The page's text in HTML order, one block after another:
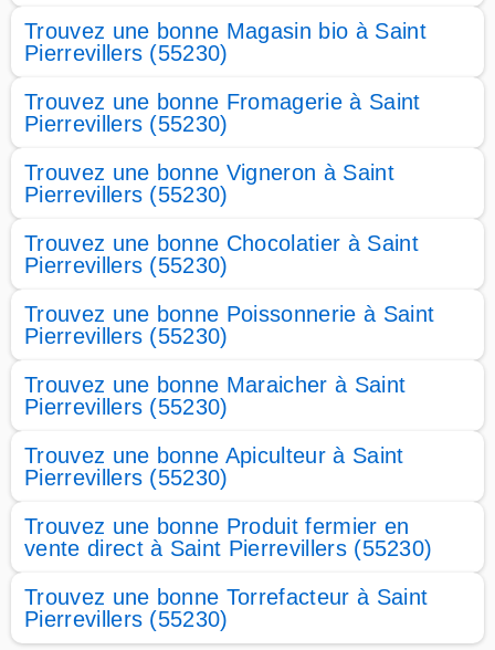
Trouvez une bonne Magasin bio à Saint
Pierrevillers (55230)
Trouvez une bonne Fromagerie à Saint
Pierrevillers (55230)
Trouvez une bonne Vigneron à Saint
Pierrevillers (55230)
Trouvez une bonne Chocolatier à Saint
Pierrevillers (55230)
Trouvez une bonne Poissonnerie à Saint
Pierrevillers (55230)
Trouvez une bonne Maraicher à Saint
Pierrevillers (55230)
Trouvez une bonne Apiculteur à Saint
Pierrevillers (55230)
Trouvez une bonne Produit fermier en
vente direct à Saint Pierrevillers (55230)
Trouvez une bonne Torrefacteur à Saint
Pierrevillers (55230)